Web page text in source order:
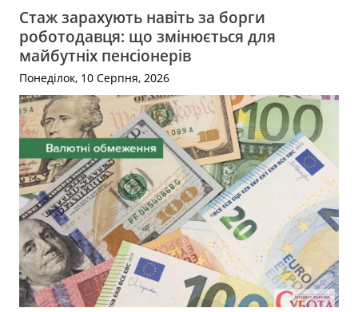
Стаж зарахують навіть за борги
роботодавця: що змінюється для
майбутніх пенсіонерів
Понеділок, 10 Серпня, 2026